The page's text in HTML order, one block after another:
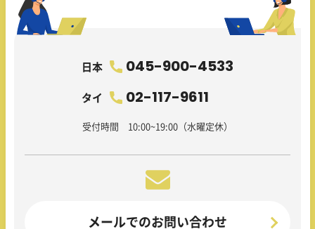
日本 045-900-4533
タイ 02-117-9611
受付時間 10:00~19:00（水曜定休）
メールでのお問い合わせ